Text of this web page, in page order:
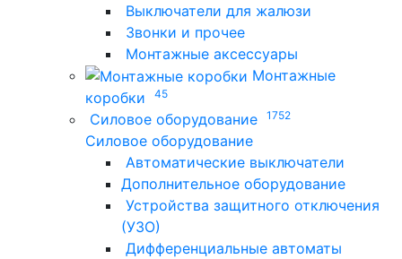
Выключатели для жалюзи
Звонки и прочее
Монтажные аксессуары
Монтажные
коробки
45
Силовое оборудование 1752
Силовое оборудование
Автоматические выключатели
Дополнительное оборудование
Устройства защитного отключения
(УЗО)
Дифференциальные автоматы